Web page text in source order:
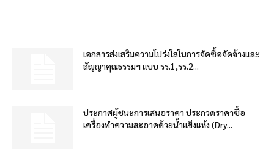
เอกสารส่งเสริมความโปร่งใสในการจัดซื้อจัดจ้างและ
สัญญาคุณธรรมฯ แบบ รร.1,รร.2...
ประกาศผู้ชนะการเสนอราคา ประกวดราคาซื้อ
เครื่องทำความสะอาดด้วยน้ำแข็งแห้ง (Dry...